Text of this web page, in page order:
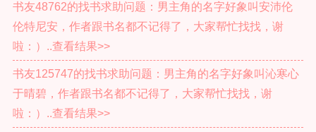
书友48762的找书求助问题：男主角的名字好象叫安沛伦
伦特尼安，作者跟书名都不记得了，大家帮忙找找，谢
啦：）..查看结果>>
书友125747的找书求助问题：男主角的名字好象叫沁寒心
于晴碧，作者跟书名都不记得了，大家帮忙找找，谢
啦：）..查看结果>>